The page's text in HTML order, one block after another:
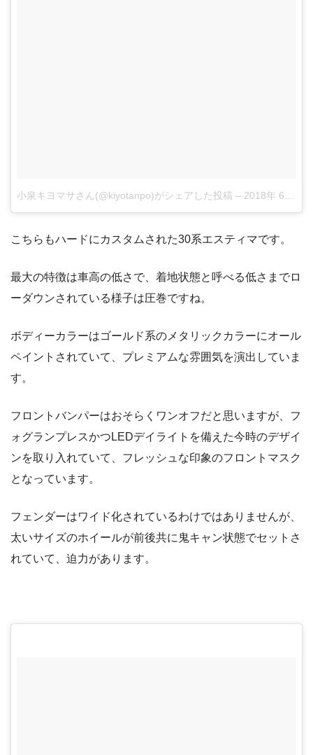
小泉キヨマサさん(@kiyotanpo)がシェアした投稿 – 2018年 6月月1日午前5時29分PDT
こちらもハードにカスタムされた30系エスティマです。
最大の特徴は車高の低さで、着地状態と呼べる低さまでロ
ーダウンされている様子は圧巻ですね。
ボディーカラーはゴールド系のメタリックカラーにオール
ペイントされていて、プレミアムな雰囲気を演出していま
す。
フロントバンパーはおそらくワンオフだと思いますが、フ
ォグランプレスかつLEDデイライトを備えた今時のデザイ
ンを取り入れていて、フレッシュな印象のフロントマスク
となっています。
フェンダーはワイド化されているわけではありませんが、
太いサイズのホイールが前後共に鬼キャン状態でセットさ
れていて、迫力があります。